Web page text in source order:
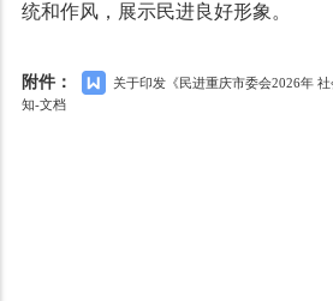
统和作风，展示民进良好形象。
附件：
关于印发《民进重庆市委会2026年
知-文档